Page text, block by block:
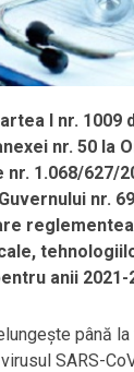
I nr.
nr. 50 la
nr. 1.068/627/
nr.
anii 2021-
până
SARS-